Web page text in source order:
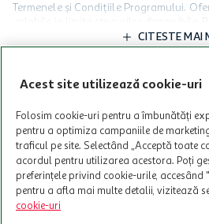
Termenele și Condițiile Programului.
valabile in limita stocurilor disponibile.
limita a 12 unitati / card client o
Cardul poate fi utilizat doar in legatura
participante și pentru acțiuni
nu poate fi utilizat in legatura cu alti
care aceste este suspendat sau in
intretineri sau reparatii tehnice la
CITESTE MAI
Iti stam mereu la
Acest site utilizează cookie-uri
Folosim cookie-uri pentru a îmbunătăți
pentru a optimiza campaniile de
traficul pe site. Selectând „Acceptă toate
acordul pentru utilizarea acestora. Poți
preferințele privind cookie-urile, accesând
pentru a afla mai multe detalii, vizitează
cookie-uri